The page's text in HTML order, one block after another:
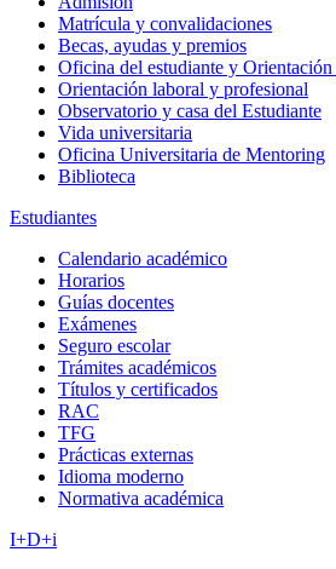
Matrícula y convalidaciones
Becas, ayudas y premios
Oficina del estudiante y
Orientación laboral y profesional
Observatorio y casa del Estudiante
Vida universitaria
Oficina Universitaria de Mentoring
Biblioteca
Estudiantes
Calendario académico
Horarios
Guías docentes
Exámenes
Seguro escolar
Trámites académicos
Títulos y certificados
RAC
TFG
Prácticas externas
Idioma moderno
Normativa académica
I+D+i